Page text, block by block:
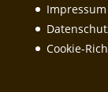
Impressum
Cookie-